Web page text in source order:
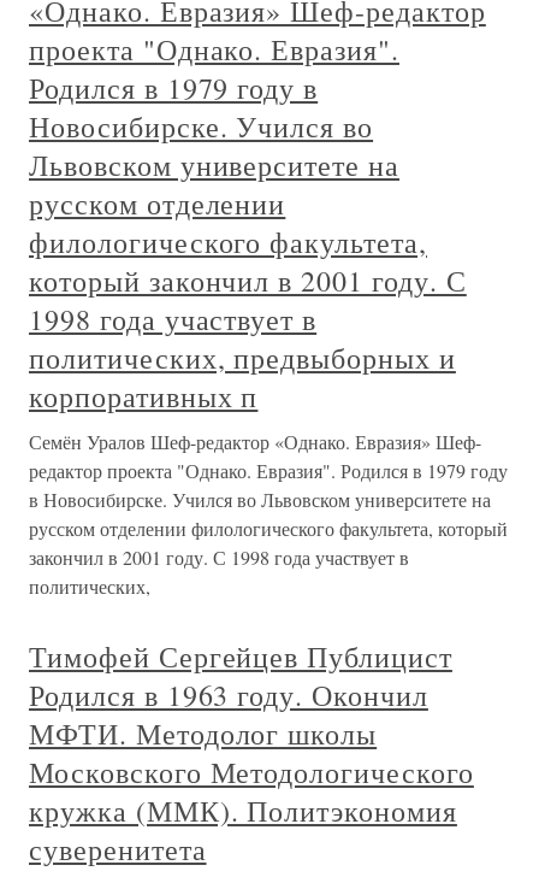
«Однако. Евразия» Шеф-редактор
проекта "Однако. Евразия".
Родился в 1979 году в
Новосибирске. Учился во
Львовском университете на
русском отделении
филологического факультета,
который закончил в 2001 году. С
1998 года участвует в
политических, предвыборных и
корпоративных п
Семён Уралов Шеф-редактор «Однако. Евразия» Шеф-
редактор проекта "Однако. Евразия". Родился в 1979 году
в Новосибирске. Учился во Львовском университете на
русском отделении филологического факультета, который
закончил в 2001 году. С 1998 года участвует в
политических,
Тимофей Сергейцев Публицист
Родился в 1963 году. Окончил
МФТИ. Методолог школы
Московского Методологического
кружка (ММК). Политэкономия
суверенитета